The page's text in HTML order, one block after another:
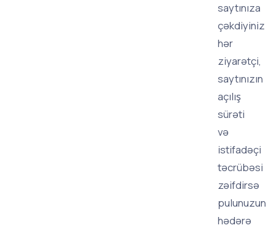
saytınıza
çəkdiyiniz
hər
ziyarətçi,
saytınızın
açılış
sürəti
və
istifadəçi
təcrübəsi
zəifdirsə
pulunuzun
hədərə